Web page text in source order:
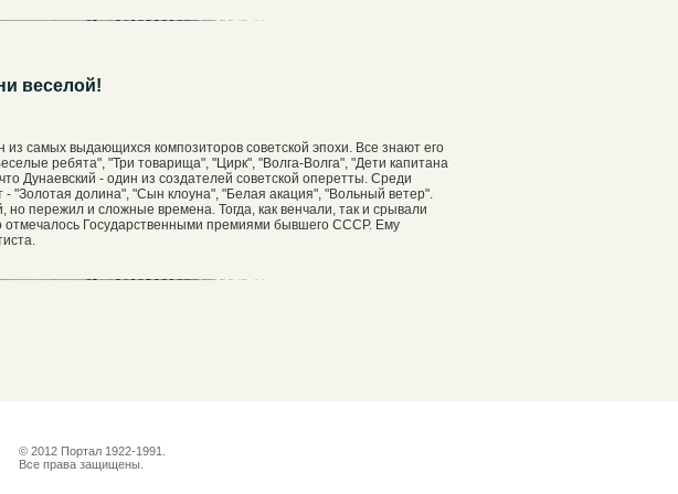
веселой!
из самых выдающихся композиторов советской эпохи. Все знают его
ребята", "Три товарища", "Цирк", "Волга-Волга", "Дети капитана
Дунаевский - один из создателей советской оперетты. Среди
- "Золотая долина", "Сын клоуна", "Белая акация", "Вольный ветер".
но пережил и сложные времена. Тогда, как венчали, так и срывали
отмечалось Государственными премиями бывшего СССР. Ему
© 2012 Портал 1922-1991.
Все права защищены.